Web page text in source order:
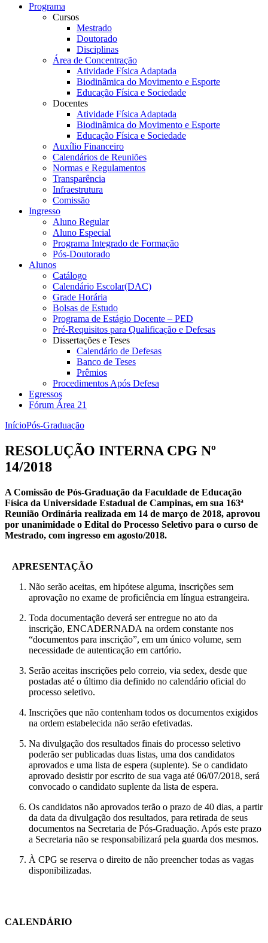
Programa
Cursos
Mestrado
Doutorado
Disciplinas
Área de Concentração
Atividade Física Adaptada
Biodinâmica do Movimento e Esporte
Educação Física e Sociedade
Docentes
Atividade Física Adaptada
Biodinâmica do Movimento e Esporte
Educação Física e Sociedade
Auxílio Financeiro
Calendários de Reuniões
Normas e Regulamentos
Transparência
Infraestrutura
Comissão
Ingresso
Aluno Regular
Aluno Especial
Programa Integrado de Formação
Pós-Doutorado
Alunos
Catálogo
Calendário Escolar(DAC)
Grade Horária
Bolsas de Estudo
Programa de Estágio Docente – PED
Pré-Requisitos para Qualificação e Defesas
Dissertações e Teses
Calendário de Defesas
Banco de Teses
Prêmios
Procedimentos Após Defesa
Egressos
Fórum Área 21
InícioPós-Graduação
RESOLUÇÃO INTERNA CPG Nº
14/2018
A Comissão de Pós-Graduação da Faculdade de Educação
Física da Universidade Estadual de Campinas, em sua 163ª
Reunião Ordinária realizada em 14 de março de 2018, aprovou
por unanimidade o Edital do Processo Seletivo para o curso de
Mestrado, com ingresso em agosto/2018.
APRESENTAÇÃO
Não serão aceitas, em hipótese alguma, inscrições sem
aprovação no exame de proficiência em língua estrangeira.
Toda documentação deverá ser entregue no ato da
inscrição, ENCADERNADA na ordem constante nos
“documentos para inscrição”, em um único volume, sem
necessidade de autenticação em cartório.
Serão aceitas inscrições pelo correio, via sedex, desde que
postadas até o último dia definido no calendário oficial do
processo seletivo.
Inscrições que não contenham todos os documentos exigidos
na ordem estabelecida não serão efetivadas.
Na divulgação dos resultados finais do processo seletivo
poderão ser publicadas duas listas, uma dos candidatos
aprovados e uma lista de espera (suplente). Se o candidato
aprovado desistir por escrito de sua vaga até 06/07/2018, será
convocado o candidato suplente da lista de espera.
Os candidatos não aprovados terão o prazo de 40 dias, a partir
da data da divulgação dos resultados, para retirada de seus
documentos na Secretaria de Pós-Graduação. Após este prazo
a Secretaria não se responsabilizará pela guarda dos mesmos.
À CPG se reserva o direito de não preencher todas as vagas
disponibilizadas.
CALENDÁRIO